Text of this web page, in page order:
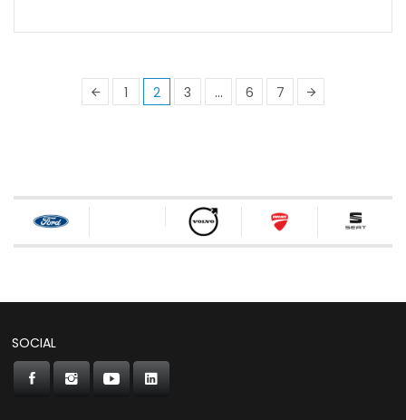
1 2 3 … 6 7
SOCIAL